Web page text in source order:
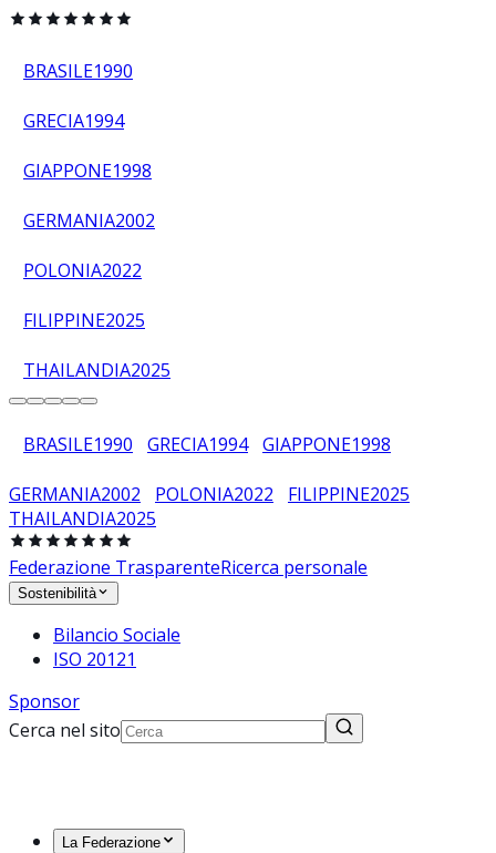
BRASILE1990
GRECIA1994
GIAPPONE1998
GERMANIA2002
POLONIA2022
FILIPPINE2025
THAILANDIA2025
BRASILE1990 GRECIA1994 GIAPPONE1998
GERMANIA2002 POLONIA2022 FILIPPINE2025
THAILANDIA2025
Federazione TrasparenteRicerca personale
Sostenibilità
Bilancio Sociale
ISO 20121
Sponsor
Cerca nel sito
La Federazione